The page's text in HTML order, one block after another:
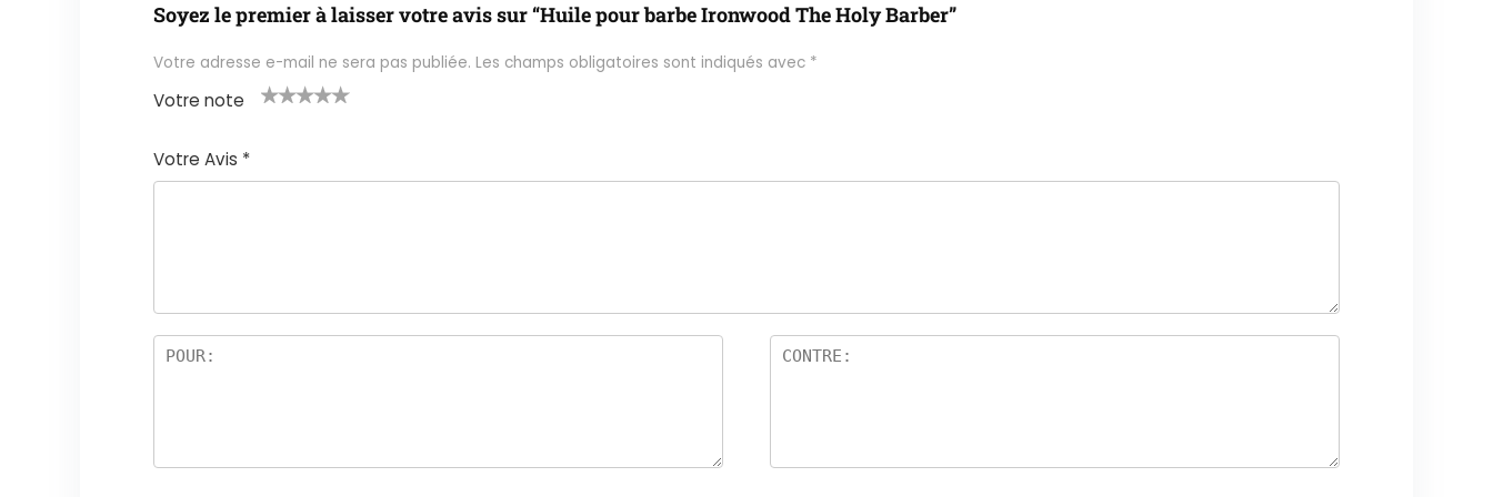
Soyez le premier à laisser votre avis sur “Huile pour barbe Ironwood The Holy Barber”
Votre adresse e-mail ne sera pas publiée. Les champs obligatoires sont indiqués avec *
Votre note
t
5
s
5
Votre Avis *